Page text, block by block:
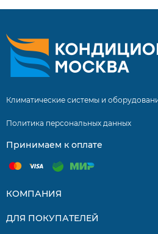
Москве и Московской области.
Климатические системы и
Политика персональных данных
Принимаем к оплате
КОМПАНИЯ
ДЛЯ ПОКУПАТЕЛЕЙ